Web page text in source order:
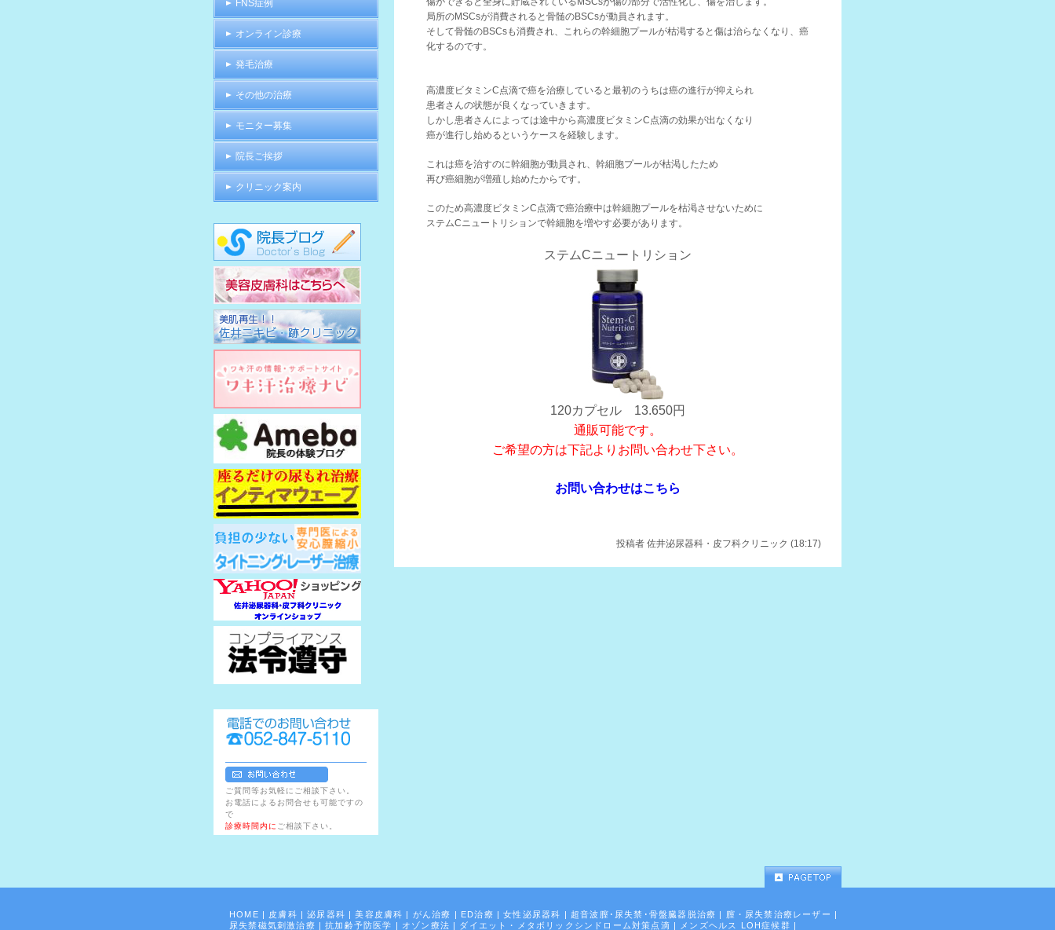
局所のMSCsが消費されると骨髄のBSCsが動員されます。
そして骨髄のBSCsも消費され、これらの幹細胞プールが枯渇すると傷は治らなくなり、癌
化するのです。
高濃度ビタミンC点滴で癌を治療していると最初のうちは癌の進行が抑えられ
患者さんの状態が良くなっていきます。
しかし患者さんによっては途中から高濃度ビタミンC点滴の効果が出なくなり
癌が進行し始めるというケースを経験します。
これは癌を治すのに幹細胞が動員され、幹細胞プールが枯渇したため
再び癌細胞が増殖し始めたからです。
このため高濃度ビタミンC点滴で癌治療中は幹細胞プールを枯渇させないために
ステムCニュートリションで幹細胞を増やす必要があります。
ステムCニュートリション
120カプセル 13.650円
通販可能です。
ご希望の方は下記よりお問い合わせ下さい。
お問い合わせはこちら
投稿者 佐井泌尿器科・皮フ科クリニック (18:17)
FNS症例
オンライン診療
発毛治療
その他の治療
モニター募集
院長ご挨拶
クリニック案内
ご質問等お気軽にご相談下さい。
お電話によるお問合せも可能ですの
で
診療時間内に ご相談下さい。
HOME | 皮膚科 | 泌尿器科 | 美容皮膚科 | がん治療 | ED治療 | 女性泌尿器科 | 超音波膣･尿失禁･骨盤臓器脱治療 | 膣・尿失禁治療レーザー |
尿失禁磁気刺激治療 | 抗加齢予防医学 | オゾン療法 | ダイエット・メタボリックシンドローム対策点滴 | メンズヘルス LOH症候群 |